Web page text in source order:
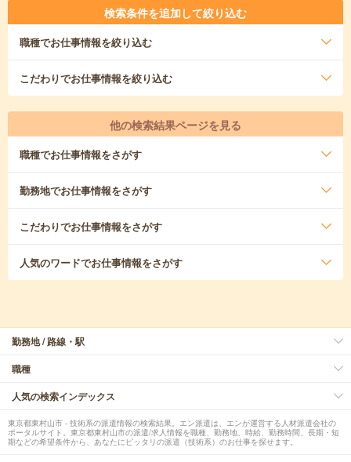
検索条件を追加して絞り込む
職種でお仕事情報を絞り込む
こだわりでお仕事情報を絞り込む
他の検索結果ページを見る
職種でお仕事情報をさがす
勤務地でお仕事情報をさがす
こだわりでお仕事情報をさがす
人気のワードでお仕事情報をさがす
勤務地 / 路線・駅
職種
人気の検索インデックス
東京都東村山市 - 技術系の派遣情報の検索結果。エン派遣は、エンが運営する人材派遣会社の
ポータルサイト。東京都東村山市の派遣/求人情報を職種、勤務地、時給、勤務時間、長期・短
期などの希望条件から、あなたにピッタリの派遣（技術系）のお仕事を探せます。